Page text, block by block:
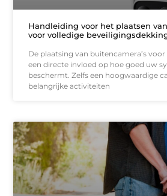
Handleiding voor het plaatsen
voor volledige
De plaatsing van buitencamera’s
een directe invloed op hoe goed uw
beschermt. Zelfs een hoogwaardige
belangrijke activiteiten